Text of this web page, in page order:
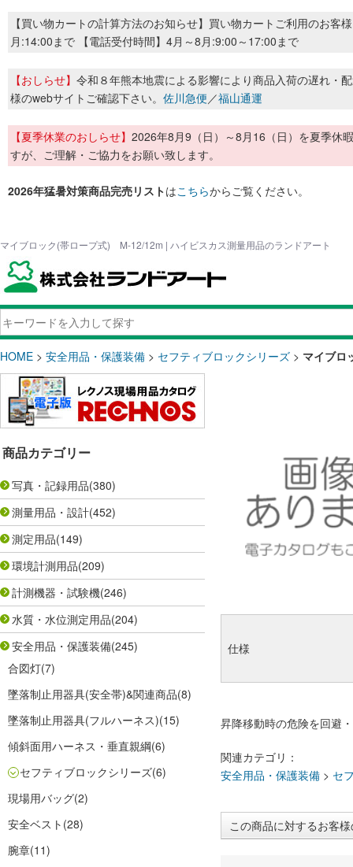
【買い物カートの計算方法のお知らせ】買い物カートご利用のお客
月:14:00まで 【電話受付時間】4月～8月:9:00～17:00まで
【おしらせ】 令和８年熊本地震による影響により商品入荷の遅れ・
様のwebサイトご確認下さい。 佐川急便／福山通運
【夏季休業のおしらせ】 2026年8月9（日）～8月16（日）を夏季休
すが、ご理解・ご協力をお願い致します。
2026年猛暑対策商品完売リストはこちらからご覧ください。
マイブロック(帯ロープ式) M-12/12m | ハイビスカス測量用品のランドアート
HOME > 安全用品・保護装備 > セフティブロックシリーズ > マイブ
商品カテゴリー
写真・記録用品(380)
測量用品・設計(452)
測定用品(149)
環境計測用品(209)
計測機器・試験機(246)
水質・水位測定用品(204)
安全用品・保護装備(245)
合図灯(7)
墜落制止用器具(安全帯)&関連商品(8)
墜落制止用器具(フルハーネス)(15)
傾斜面用ハーネス・垂直親綱(6)
セフティブロックシリーズ(6)
現場用バッグ(2)
安全ベスト (28)
腕章(11)
仕様
昇降移動時の危険を回避
関連カテゴリ：
安全用品・保護装備 > セ
この商品に対するお客